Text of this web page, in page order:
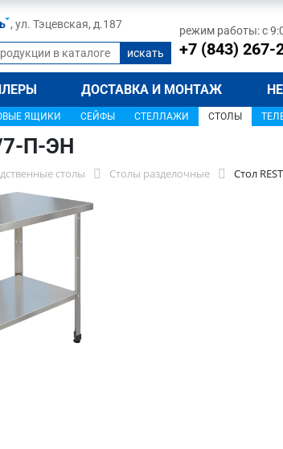
, ул. Тэцевская, д.187 режим работы: с
+7 (843) 267-
ДОСТАВКА И МОНТАЖ
ЯЩИКИ СЕЙФЫ СТЕЛЛАЖИ СТОЛЫ
7-П-ЭН
столы Столы разделочные Стол